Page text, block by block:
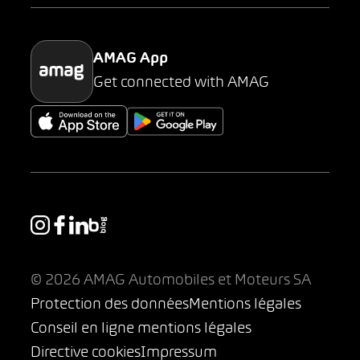
Parking
AMAG App
Get connected with AMAG
© 2026 AMAG Automobiles et Moteurs SA
Protection des donnéesMentions légales
Conseil en ligne mentions légales
Directive cookiesImpressum